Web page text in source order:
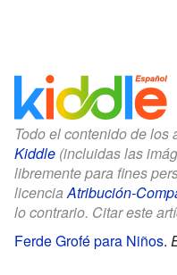
Todo el contenido de los
Kiddle (incluidas las
libremente para fines
licenciaAtribución-
lo contrario. Citar este
Ferde Grofé para Niños.